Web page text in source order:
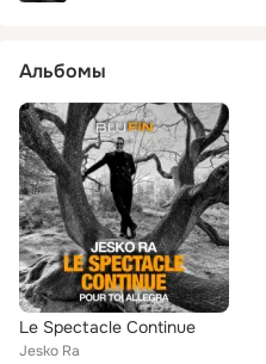
Альбомы
Le Spectacle Continue
Jesko Ra